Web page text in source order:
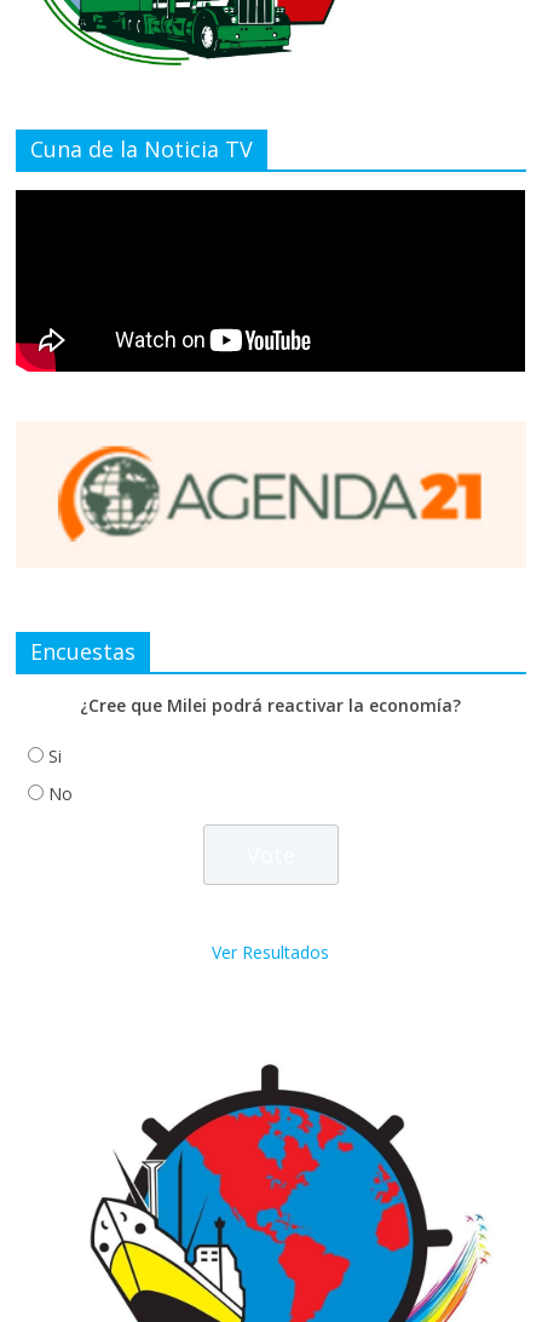
Cuna de la Noticia TV
Encuestas
¿Cree que Milei podrá reactivar la economía?
Si
No
Ver Resultados